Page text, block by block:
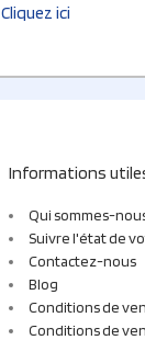
Cliquez ici
Informations
Qui sommes-
Suivre l'état de
Contactez-nous
Blog
Conditions de
Conditions de